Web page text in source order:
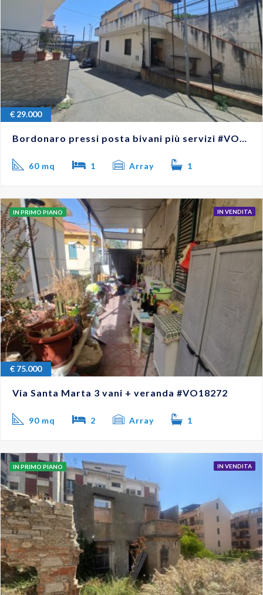
€ 29.000
Bordonaro pressi posta bivani più servizi #VO18287
60 mq 1 Array 1
IN PRIMO PIANO IN VENDITA
€ 75.000
Via Santa Marta 3 vani + veranda #VO18272
90 mq 2 Array 1
IN PRIMO PIANO IN VENDITA